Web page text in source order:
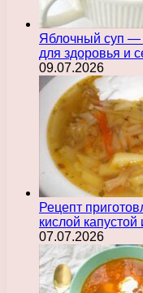
Яблочный суп —
для здоровья и
09.07.2026
Рецепт
кислой
07.07.2026